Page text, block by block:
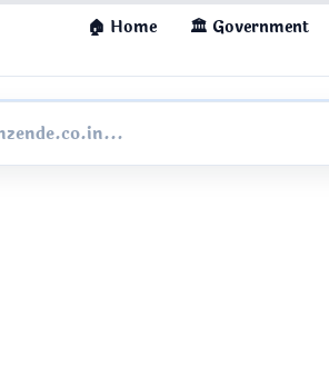
🏠 Home 🏛 Government